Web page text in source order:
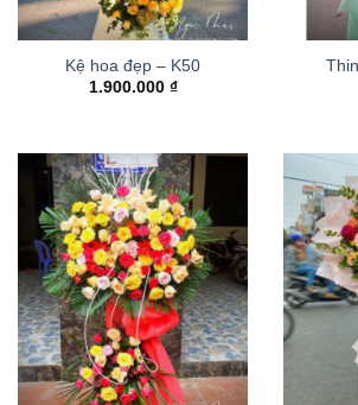
Kệ hoa đẹp – K50
1.900.000 ₫